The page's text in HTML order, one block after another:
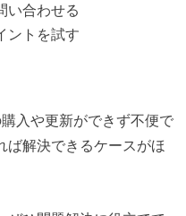
い合わせる
ントを試す
入や更新ができず不便で
ば解決できるケースがほ